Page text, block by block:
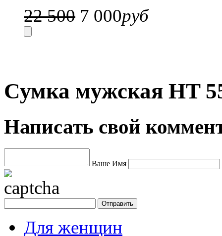
22 500 7 000руб
Сумка мужская HT
Написать свой
Ваше Имя
Для женщин